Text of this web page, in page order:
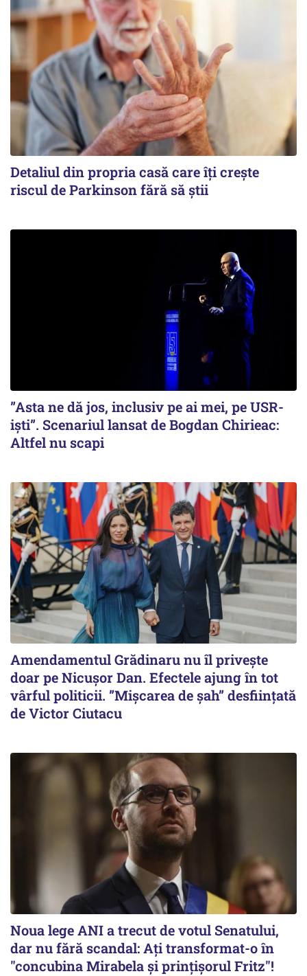
Detaliul din propria casă care îți crește
riscul de Parkinson fără să știi
”Asta ne dă jos, inclusiv pe ai mei, pe USR-
iști”. Scenariul lansat de Bogdan Chirieac:
Altfel nu scapi
Amendamentul Grădinaru nu îl privește
doar pe Nicușor Dan. Efectele ajung în tot
vârful politicii. ”Mișcarea de șah” desființată
de Victor Ciutacu
Noua lege ANI a trecut de votul Senatului,
dar nu fără scandal: Ați transformat-o în
"concubina Mirabela şi prinţişorul Fritz"!